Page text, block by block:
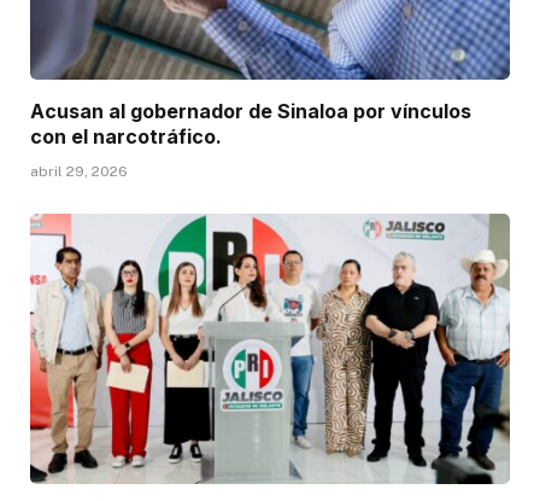
Acusan al gobernador de Sinaloa por vínculos
con el narcotráfico.
abril 29, 2026